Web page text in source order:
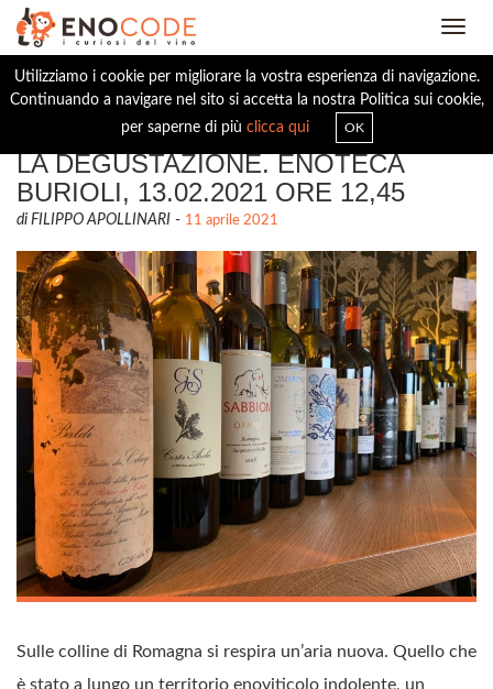
Utilizziamo i cookie per migliorare la vostra esperienza di navigazione.
Continuando a navigare nel sito si accetta la nostra Politica sui cookie,
per saperne di più clicca qui OK
ROMAGNA, UN NUOVO RITRATTO.
LA DEGUSTAZIONE. ENOTECA
BURIOLI, 13.02.2021 ORE 12,45
di FILIPPO APOLLINARI - 11 aprile 2021
Sulle colline di Romagna si respira un’aria nuova. Quello che
è stato a lungo un territorio enoviticolo indolente, un